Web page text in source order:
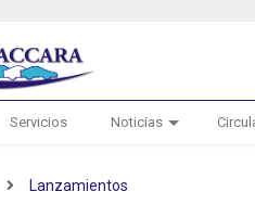
Servicios Noticias
Lanzamientos